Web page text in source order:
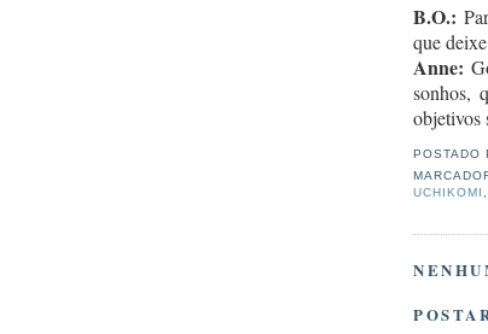
B.O.:
que
Anne:
sonhos,
objetivos
POSTADO
UCHIKOMI